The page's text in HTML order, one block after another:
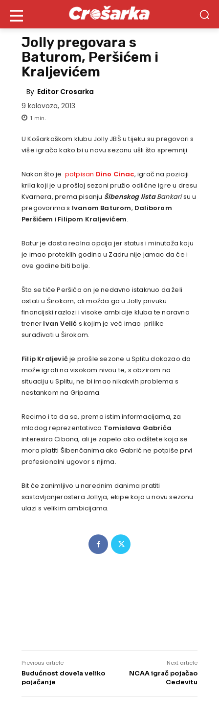
Jolly pregovara s
Baturom, Peršićem i
Kraljevićem
By Editor Crosarka
9 kolovoza, 2013
1 min.
U Košarkaškom klubu Jolly JBŠ u tijeku su pregovori s
više igrača kako bi u novu sezonu ušli što spremniji.
Nakon što je potpisan Dino Cinac, igrač na poziciji
krila koji je u prošloj sezoni pružio odlične igre u dresu
Kvarnera, prema pisanju Šibenskog lista Bankarisu u
pregovorima s Ivanom Baturom, Daliborom
Peršićem i Filipom Kraljevićem.
Batur je dosta realna opcija jer status i minutaža koju
je imao proteklih godina u Zadru nije jamac da će i
ove godine biti bolje.
Što se tiče Peršića on je nedavno istaknuo da želi
ostati u Širokom, ali možda ga u Jolly privuku
financijski razlozi i visoke ambicije kluba te naravno
trener Ivan Velić s kojim je već imao prilike
surađivati u Širokom.
Filip Kraljevićje prošle sezone u Splitu dokazao da
može igrati na visokom nivou te, s obzirom na
situaciju u Splitu, ne bi imao nikakvih problema s
nestankom na Gripama.
Recimo i to da se, prema istim informacijama, za
mladog reprezentativca Tomislava Gabrića
interesira Cibona, ali je zapelo oko odštete koja se
mora platiti Šibenčanima ako Gabrić ne potpiše prvi
profesionalni ugovor s njima.
Bit će zanimljivo u narednim danima pratiti
sastavljanjerostera Jollyja, ekipe koja u novu sezonu
ulazi s velikim ambicijama.
Previous article
Budućnost dovela veliko
pojačanje
Next article
NCAA igrač pojačao
Cedevitu